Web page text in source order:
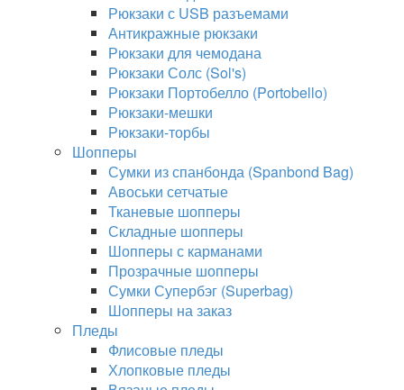
Рюкзаки с USB разъемами
Антикражные рюкзаки
Рюкзаки для чемодана
Рюкзаки Солс (Sol's)
Рюкзаки Портобелло (Portobello)
Рюкзаки-мешки
Рюкзаки-торбы
Шопперы
Сумки из спанбонда (Spanbond Bag)
Авоськи сетчатые
Тканевые шопперы
Складные шопперы
Шопперы с карманами
Прозрачные шопперы
Сумки Супербэг (Superbag)
Шопперы на заказ
Пледы
Флисовые пледы
Хлопковые пледы